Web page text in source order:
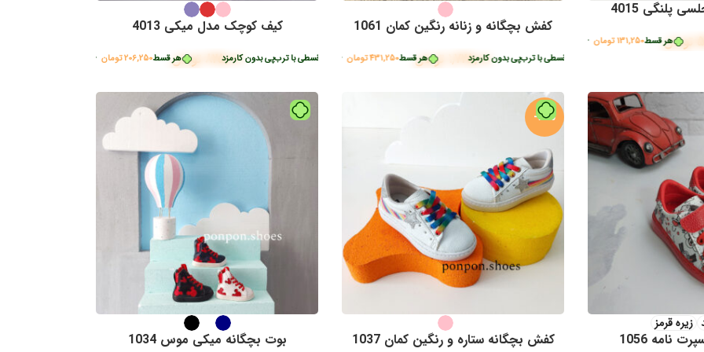
هر قسط131,250تومان • خرید قسطی با ترب‌پی بدون کارمزد
پلنگی 4015
تومان
هر قسط431,250تومان • خرید قسطی با ترب‌پی بدون کارمزد خرید قسطی با ترب‌پی بدون کارمزد
کفش بچگانه و زنانه رنگین کمان 1061
1,725,000 تومان هر قسط206,250تومان • خرید قسطی با ترب‌پی بدون کارمزد هر قسط206,250تومان • خرید قسطی با ترب‌پی بدون کارمزد خرید قسطی با ترب‌پی بدون کارمزد
کیف کوچک مدل میکی 4013
825,000
تومان
زیره قرمز
نامه 1056
-15%
کفش بچگانه ستاره و رنگین کمان 1037
بوت بچگانه میکی موس 1034